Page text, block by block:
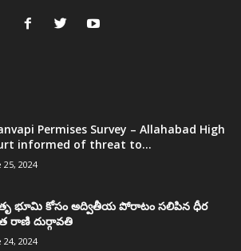
Permises Survey – Allahabad High
informed of threat to...
25, 2024
భూమి కోసం అద్వితీయ పోరాటం సలిపిన ధీర
రాణి దుర్గావతి
24, 2024